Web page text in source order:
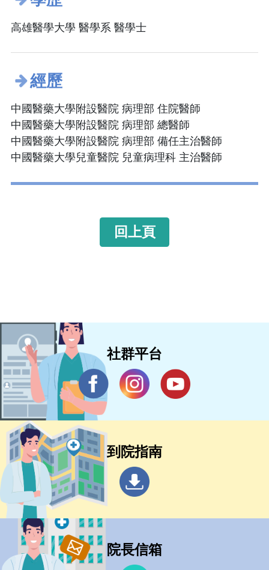
高雄醫學大學 醫學系 醫學士
經歷
中國醫藥大學附設醫院 病理部 住院醫師
中國醫藥大學附設醫院 病理部 總醫師
中國醫藥大學附設醫院 病理部 備任主治醫師
中國醫藥大學兒童醫院 兒童病理科 主治醫師
回上頁
社群平台
到院指南
院長信箱